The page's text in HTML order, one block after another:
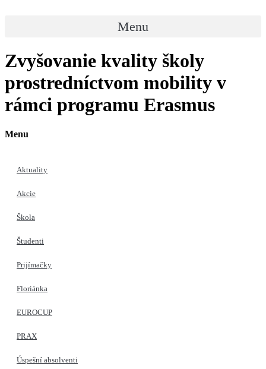
Menu
Zvyšovanie kvality školy
prostredníctvom mobility v
rámci programu Erasmus
Menu
Aktuality
Akcie
Škola
Študenti
Prijímačky
Floriánka
EUROCUP
PRAX
Úspešní absolventi